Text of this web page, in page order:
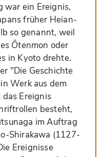
war ein Ereignis,
früher Heian-
so genannt, weil
Ōtenmon oder
in Kyoto drehte.
"Die Geschichte
Werk aus dem
Ereignis
besteht,
im Auftrag
Shirakawa (1127-
Ereignisse